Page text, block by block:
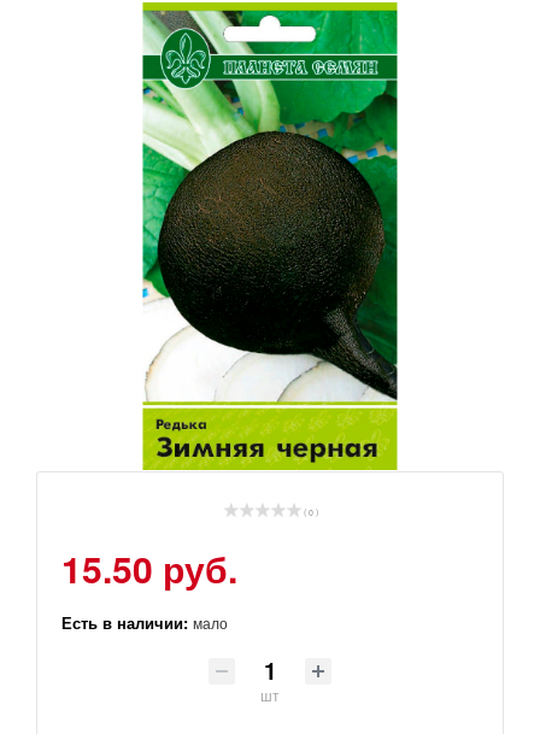
( 0 )
15.50 руб.
Есть в наличии: мало
шт